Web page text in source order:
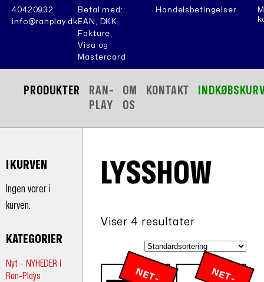
40420932
info@ranplay.dk
Betal med:
EAN, DKK,
Fakture,
Visa og
Mastercard
Handelsbetingelser
PRODUKTER
RAN-
PLAY
OM
OS
KONTAKT
I KURVEN
Ingen varer i
kurven.
KATEGORIER
Nyt - NYHEDER i
Ran-Plays
LYSSHOW
Viser 4 resultater
N
E
T
-
R N
E
T
-
R